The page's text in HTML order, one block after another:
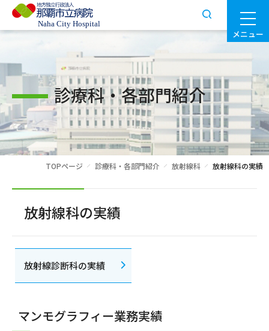
メニュー
診療科・各部門紹介
TOPページ 診療科・各部門紹介 放射線科 放射線科の実績
放射線科の実績
放射線診断科の実績
マンモグラフィー業務実績